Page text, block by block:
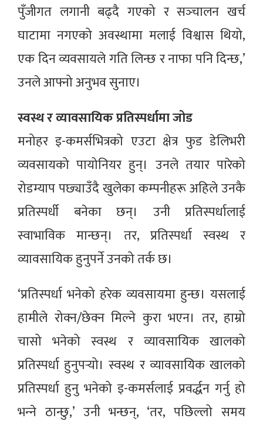
पुँजीगत लगानी बढ्दै गएको र सञ्‍चालन खर्च
घाटामा नगएको अवस्थामा मलाई विश्वास थियो,
एक दिन व्यवसायले गति लिन्छ र नाफा पनि दिन्छ,’
उनले आफ्नो अनुभव सुनाए।
स्वस्थ र व्यावसायिक प्रतिस्पर्धामा जोड
मनोहर इ-कमर्सभित्रको एउटा क्षेत्र फुड डेलिभरी
व्यवसायको पायोनियर हुन्। उनले तयार पारेको
रोडम्याप पछ्याउँदै खुलेका कम्पनीहरू अहिले उनकै
प्रतिस्पर्धी बनेका छन्। उनी प्रतिस्पर्धालाई
स्वाभाविक मान्छन्। तर, प्रतिस्पर्धा स्वस्थ र
व्यावसायिक हुनुपर्ने उनको तर्क छ।
‘प्रतिस्पर्धा भनेको हरेक व्यवसायमा हुन्छ। यसलाई
हामीले रोक्न/छेक्न मिल्ने कुरा भएन। तर, हाम्रो
चासो भनेको स्वस्थ र व्यावसायिक खालको
प्रतिस्पर्धा हुनुपर्‍यो। स्वस्थ र व्यावसायिक खालको
प्रतिस्पर्धा हुनु भनेको इ-कमर्सलाई प्रवर्द्धन गर्नु हो
भन्‍ने ठान्छु,’ उनी भन्छन्, ‘तर, पछिल्लो समय